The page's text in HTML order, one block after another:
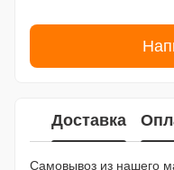
Доставка
Самовывоз из нашего